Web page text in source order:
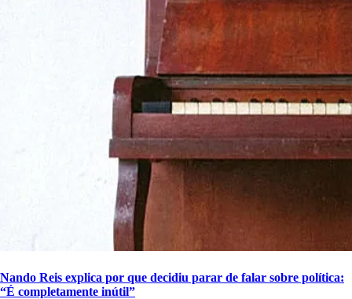
Nando Reis explica por que decidiu parar de falar sobre política:
“É completamente inútil”